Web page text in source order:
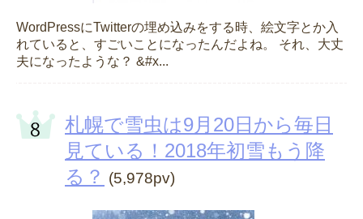
WordPressにTwitterの埋め込みをする時、絵文字とか入
れていると、すごいことになったんだよね。 それ、大丈
夫になったような？ &#x...
札幌で雪虫は9月20日から毎日
見ている！2018年初雪もう降
る？ (5,978pv)